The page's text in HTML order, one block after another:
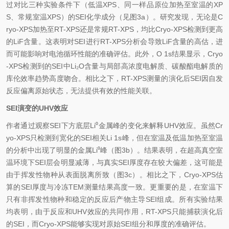
过对比三种实验条件下（低温XPS、同一样品原位加热至室温的XP
S、常规室温XPS）的SEI化学成分（见图3a）。研究发现，无论是C
ryo-XPS加热至RT-XPS还是常规RT-XPS，均比Cryo-XPS检测到更高
的LiF含量。这表明对SEI进行RT-XPS分析会导致LiF含量的高估，进
而可能影响对电池循环性能的准确评估。此外，O 1s结果显示，Cryo
-XPS检测到的SEI中Li₂O含量与局部高浓度电解质、碳酸酯电解质的
库伦效率趋势高度吻合。相比之下，RT-XPS测量的演化后SEI因自发
反应偏离原始状态，无法提供有效的性能关联。
SEI演变的UHV效应
作者通过观察SEI下方底层Li⁰金属峰的变化来解释UHV效应。虽然Cr
yo-XPS只检测到宽化的SEI相关Li 1s峰，但在室温及低温加热至室温
的分析中出现了明显的金属Li⁰峰（图3b）。结果表明，在超高真空室
温环境下SEI层会明显减薄，与真实SEI厚度存在较大偏差，这可能是
由于挥发性物种从表面脱离所致（图3c）。相比之下，Cryo-XPS估
算的SEI厚度与冷冻TEM测量结果高度一致。更重要的是，在室温下
只有非挥发性物种和稳定的反应后产物主导SEI组成。所有实验结果
均表明，由于反应和UHV效应的共同作用，RT-XPS只能捕获演化后
的SEI，而Cryo-XPS能够实现对原始SEI组分和厚度的准确评估。